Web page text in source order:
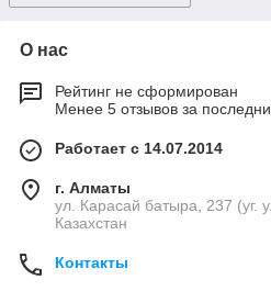
О нас
Рейтинг не сформирован
Менее 5 отзывов за
Работает с 14.07.2014
г. Алматы
ул. Карасай батыра, 237 (уг.
Казахстан
Контакты